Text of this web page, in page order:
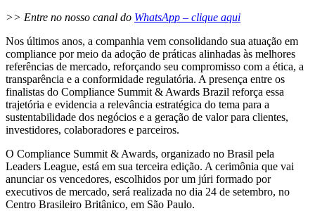
>> Entre no nosso canal do WhatsApp – clique aqui
Nos últimos anos, a companhia vem consolidando sua atuação em
compliance por meio da adoção de práticas alinhadas às melhores
referências de mercado, reforçando seu compromisso com a ética, a
transparência e a conformidade regulatória. A presença entre os
finalistas do Compliance Summit & Awards Brazil reforça essa
trajetória e evidencia a relevância estratégica do tema para a
sustentabilidade dos negócios e a geração de valor para clientes,
investidores, colaboradores e parceiros.
O Compliance Summit & Awards, organizado no Brasil pela
Leaders League, está em sua terceira edição. A cerimônia que vai
anunciar os vencedores, escolhidos por um júri formado por
executivos de mercado, será realizada no dia 24 de setembro, no
Centro Brasileiro Britânico, em São Paulo.